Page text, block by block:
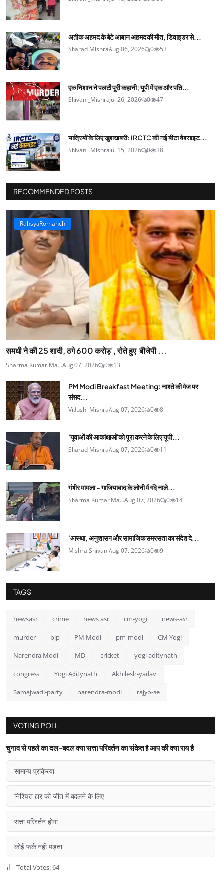
अतीक अहमद के बेटे आबान अहमद की मौत, डिवाइडर से...
Sharad MishraAug 06, 2026 0 53
एक निशान ने पलटी पूरी कहानी; यूपी में एक और पति...
Shivani_MishraJul 26, 2026 0 47
यात्रियों के लिए खुशखबरी: IRCTC की नई बीटा वेबसाइट...
Shivani_MishraJul 15, 2026 0 38
RECOMMENDED POSTS
RahsyaRomanch
समधी ने की 25 शादी, ठगे 600 करोड़', रोते हुए बीजेपी ...
Sharma Kumar Ma...Aug 07, 2026 0 13
PM Modi Breakfast Meeting: नाश्ते की मेज पर
संसद...
Vidushi MishraAug 07, 2026 0 8
'युवाओं की आकांक्षाओं को पूरा करने के लिए यूपी...
Sharad MishraAug 07, 2026 0 11
गंभीर मामला - गाजियाबाद के लोनी में गंदे नाले...
Sharma Kumar Ma...Aug 07, 2026 0 14
'आस्था, अनुशासन और सामाजिक समरसता का संदेश दे...
Mishra ShivaniAug 07, 2026 0 9
TAGS
newsasr crime news asr cm-yogi news-asr
murder bjp PM Modi pm-modi CM Yogi
Narendra Modi IMD cricket yogi-aditynath
congress Yogi Aditynath Akhilesh-yadav
Samajwadi-party narendra-modi rajyo-se
VOTING POLL
चुनाव से पहले का दल-बदल क्या सत्ता परिवर्तन का संकेत है आप की क्या राय है
सामान्य प्रक्रिया
निश्चित हार को जीत में बदलने के लिए
सत्ता परिवर्तन होगा
कोई फर्क नहीं पड़ता
Total Votes: 64